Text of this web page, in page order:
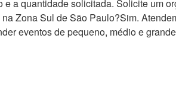
a quantidade solicitada. Solicite um
Zona Sul de São Paulo?Sim.
eventos de pequeno, médio e